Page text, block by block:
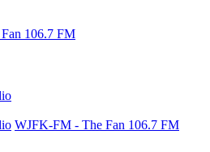
106.7 FM
WJFK-FM - The Fan 106.7 FM